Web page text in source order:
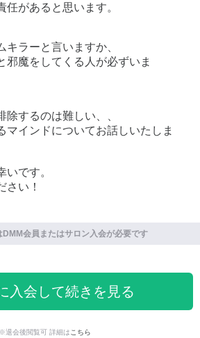
があると思います。
ラーと言いますか、
邪魔をしてくる人が必ずいま
除するのは難しい、、
マインドについてお話しいたしま
です。
さい！
DMM会員またはサロン入会が必要です
入会して続きを見る
※退会後閲覧可 詳細は こちら